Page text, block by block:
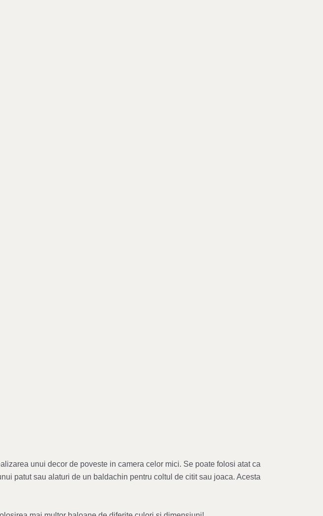
unui decor de poveste in camera celor mici. Se poate folosi atat ca
patut sau alaturi de un baldachin pentru coltul de citit sau joaca. Acesta